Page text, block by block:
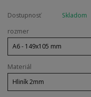
Dostupnosť
Skladom
rozmer
Materiál